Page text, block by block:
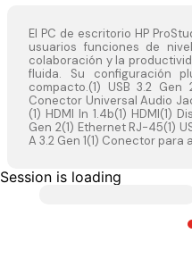
El PC de escritorio HP
usuarios funciones de
colaboración y la
fluida. Su configuración
compacto.(1) USB 3.2 Gen
Conector Universal Audio
(1) HDMI In 1.4b(1) HDMI(1)
Gen 2(1) Ethernet RJ-45(1)
A 3.2 Gen 1(1) Conector
Session is loading